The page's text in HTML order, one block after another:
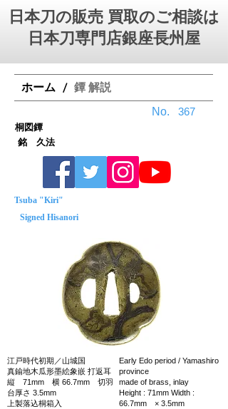
日本刀の販売 買取のご相談は
日本刀専門店銀座⻑州屋
ホーム / 鐔 解説
No.
銘 久法
Tsuba "Kiri"
Signed Hisanori
江戸時代初期／山城国
真鍮地木瓜形墨絵象嵌 打返耳
縦 71mm 横 66.7mm 切羽
台厚さ 3.5mm
上製落込桐箱入
Early Edo period / Yamashiro
province
made of brass, inlay
Height : 71mm Width :
66.7mm × 3.5mm
桐図鐔
367